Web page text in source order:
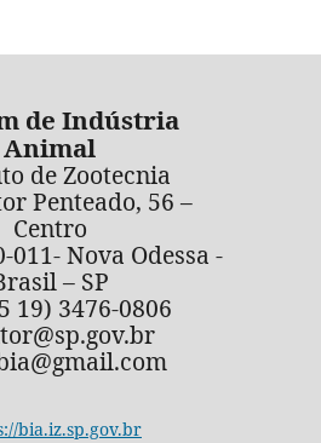
de Indústria
Animal
de Zootecnia
Penteado, 56 –
Centro
011- Nova Odessa -
– SP
19) 3476-0806
bia.iz.sp.gov.br